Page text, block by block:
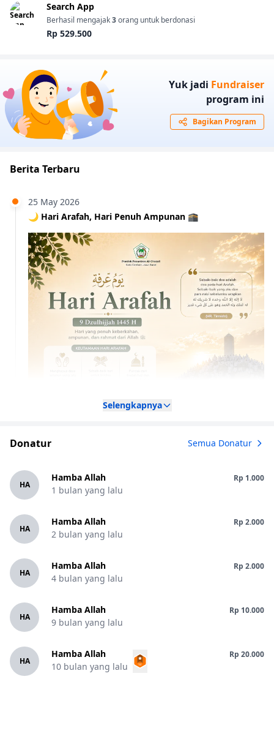
Search App
Berhasil mengajak3orang untuk berdonasi
Rp 529.500
Yuk jadi Fundraiser
program ini
Bagikan Program
Berita Terbaru
25 May 2026
🌙 Hari Arafah, Hari Penuh Ampunan 🕋
ﷻ.
Hari dimana doa-doa diijabah, dosa-dosa diampuni, dan
rahmat Allah begitu luas tercurah kepada hamba-Nya.
🤍
"Sebaik-baik doa adalah doa pada hari Arafah."(HR.
Tirmidzi)
Mari manfaatkan hari istimewa ini dengan
memperbanyak:
Selengkapnya
Donatur Semua Donatur
HA
Hamba Allah
1 bulan yang lalu
Rp 1.000
HA
Hamba Allah
2 bulan yang lalu
Rp 2.000
HA
Hamba Allah
4 bulan yang lalu
Rp 2.000
HA
Hamba Allah
9 bulan yang lalu
Rp 10.000
HA
Hamba Allah
10 bulan yang lalu
Rp 20.000